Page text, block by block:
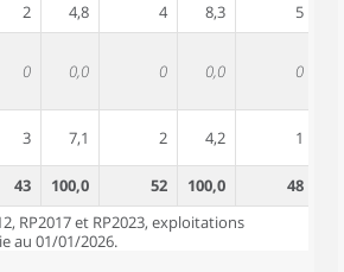
2 4,8 4 8,3 5
0 0,0 0 0,0 0
3 7,1 2 4,2 1
43 100,0 52 100,0 48
RP2017 et RP2023, exploitations
au 01/01/2026.